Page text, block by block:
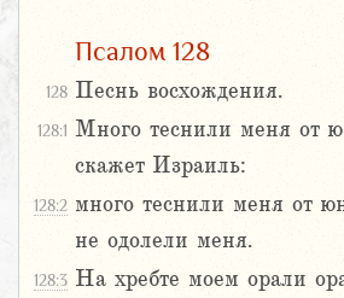
Псалом 128
128 Песнь восхождения.
128:1 Много теснили меня от
скажет Израиль:
128:2 много теснили меня от
не одолели меня.
128:3 На хребте моем орали